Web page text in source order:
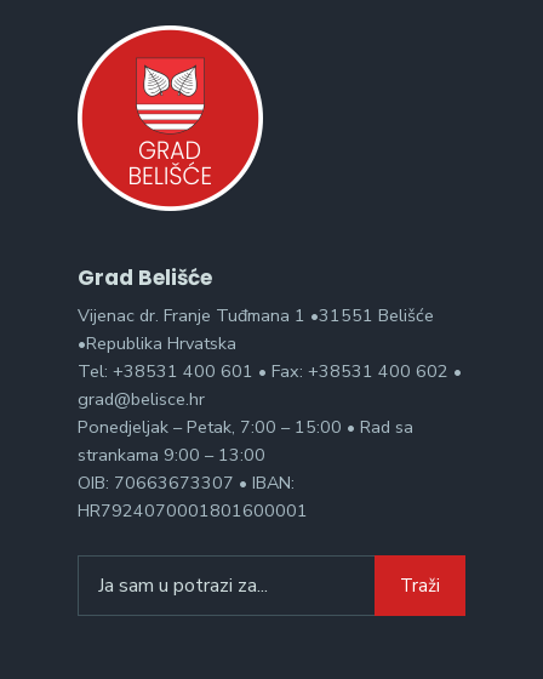
Grad Belišće
Vijenac dr. Franje Tuđmana 1 •31551 Belišće
•Republika Hrvatska
Tel: +38531 400 601 • Fax: +38531 400 602 •
grad@belisce.hr
Ponedjeljak – Petak, 7:00 – 15:00 • Rad sa
strankama 9:00 – 13:00
OIB: 70663673307 • IBAN:
HR7924070001801600001
for:
Traži